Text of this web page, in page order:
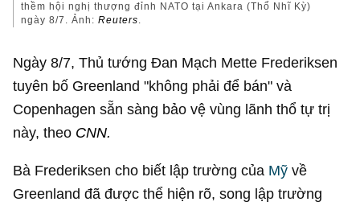
thềm hội nghị thượng đỉnh NATO tại Ankara (Thổ Nhĩ Kỳ)
ngày 8/7. Ảnh:Reuters.
Ngày 8/7, Thủ tướng Đan Mạch Mette Frederiksen
tuyên bố Greenland "không phải để bán" và
Copenhagen sẵn sàng bảo vệ vùng lãnh thổ tự trị
này, theo CNN.
Bà Frederiksen cho biết lập trường của Mỹ về
Greenland đã được thể hiện rõ, song lập trường